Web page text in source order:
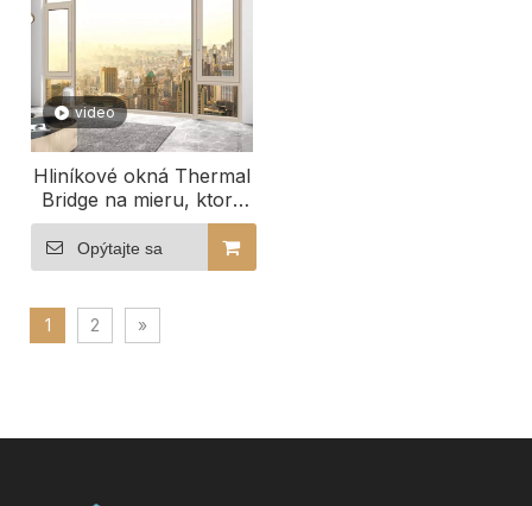
video
Hliníkové okná Thermal
Bridge na mieru, ktoré
sa perfektne hodia do
vášho priestoru
Opýtajte sa
1 2 »